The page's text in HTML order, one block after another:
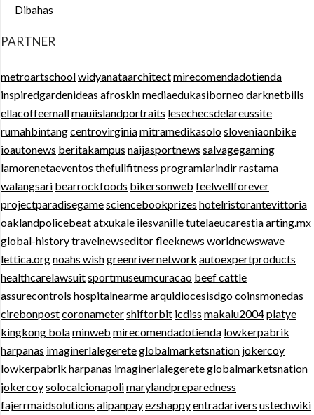
Dibahas
PARTNER
metroartschoolwidyanataarchitectmirecomendadotienda
inspiredgardenideas afroskinmediaedukasiborneodarknetbills
ellacoffeemallmauiislandportraits lesechecsdelareussite
rumahbintangcentrovirginiamitramedikasolosloveniaonbike
ioautonews beritakampus naijasportnews salvagegaming
lamorenetaeventos thefullfitness programlarindirrastama
walangsari bearrockfoods bikersonweb feelwellforever
projectparadisegamesciencebookprizes hotelristorantevittoria
oaklandpolicebeatatxukale ilesvanilletutelaeucarestiaarting.mx
global-historytravelnewseditorfleeknews worldnewswave
lettica.orgnoahs wishgreenrivernetwork autoexpertproducts
healthcarelawsuitsportmuseumcuracao beef cattle
assurecontrols hospitalnearmearquidiocesisdgocoinsmonedas
cirebonpostcoronametershiftorbit icdiss makalu2004platye
kingkong bolaminweb mirecomendadotienda lowkerpabrik
harpanas imaginerlalegereteglobalmarketsnation jokercoy
lowkerpabrik harpanas imaginerlalegereteglobalmarketsnation
jokercoysolocalcionapolimarylandpreparedness
fajerrmaidsolutions alipanpayezshappyentradarivers ustechwiki